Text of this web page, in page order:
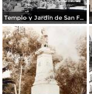
Templo y Jardin de San Francisco.